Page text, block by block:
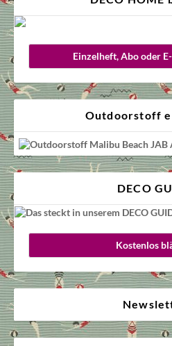
Einzelheft, Abo oder
Outdoorstoff
DECO
Kostenlos